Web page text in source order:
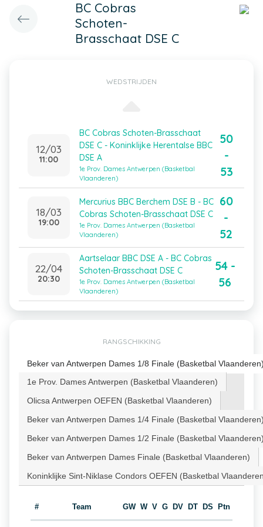
BC Cobras
Schoten-
Brasschaat DSE C
WEDSTRIJDEN
12/03
11:00
BC Cobras Schoten-Brasschaat
DSE C - Koninklijke Herentalse BBC
DSE A
1e Prov. Dames Antwerpen (Basketbal
Vlaanderen)
50
-
53
18/03
19:00
Mercurius BBC Berchem DSE B - BC
Cobras Schoten-Brasschaat DSE C
1e Prov. Dames Antwerpen (Basketbal
Vlaanderen)
60
-
52
22/04
20:30
Aartselaar BBC DSE A - BC Cobras
Schoten-Brasschaat DSE C
1e Prov. Dames Antwerpen (Basketbal
Vlaanderen)
54 -
56
RANGSCHIKKING
Beker van Antwerpen Dames 1/8 Finale (Basketbal
1e Prov. Dames Antwerpen (Basketbal Vlaanderen)
Olicsa Antwerpen OEFEN (Basketbal Vlaanderen)
Beker van Antwerpen Dames 1/4 Finale (Basketbal
Beker van Antwerpen Dames 1/2 Finale (Basketbal
Beker van Antwerpen Dames Finale (Basketbal Vlaanderen)
Koninklijke Sint-Niklase Condors OEFEN (Basketbal
# Team GW W V G DV DT DS Ptn